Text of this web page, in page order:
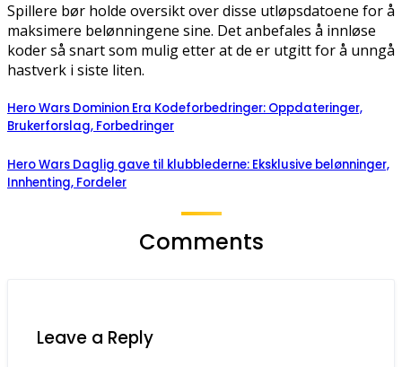
Spillere bør holde oversikt over disse utløpsdatoene for å
maksimere belønningene sine. Det anbefales å innløse
koder så snart som mulig etter at de er utgitt for å unngå
hastverk i siste liten.
Hero Wars Dominion Era Kodeforbedringer: Oppdateringer,
Brukerforslag, Forbedringer
Hero Wars Daglig gave til klubblederne: Eksklusive belønninger,
Innhenting, Fordeler
Comments
Leave a Reply